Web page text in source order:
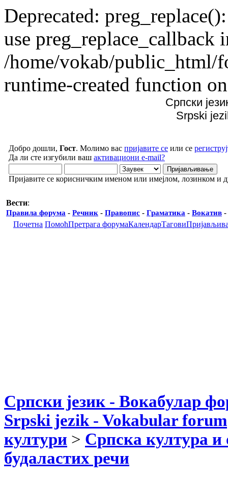
Deprecated:
use preg_replace_callback
/home/vokab/public_html/
runtime-created function
Српски
Srpski
Добро дошли, Гост. Молимо вас пријавите се или се
Да ли сте изгубили ваш активациони e-mail?
Пријавите се корисничким именом или имејлом, лозинком и
Вести:
Правила форума - Речник - Правопис - Граматика - Вокатив -
Почетна ПомоћПретрага форумаКалендарТагови
Српски језик - Вокабулар
Srpski jezik - Vokabular forum
култури > Српска култура и
будаластих речи